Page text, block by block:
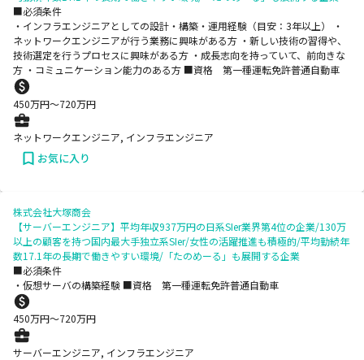
■必須条件
・インフラエンジニアとしての設計・構築・運用経験（目安：3年以上） ・
ネットワークエンジニアが行う業務に興味がある方 ・新しい技術の習得や、
技術選定を行うプロセスに興味がある方 ・成長志向を持っていて、前向きな
方 ・コミュニケーション能力のある方 ■資格 第一種運転免許普通自動車
450万円〜720万円
ネットワークエンジニア, インフラエンジニア
お気に入り
株式会社大塚商会
【サーバーエンジニア】平均年収937万円の日系SIer業界第4位の企業/130万
以上の顧客を持つ国内最大手独立系SIer/女性の活躍推進も積極的/平均勤続年
数17.1年の長期で働きやすい環境/「たのめーる」も展開する企業
■必須条件
・仮想サーバの構築経験 ■資格 第一種運転免許普通自動車
450万円〜720万円
サーバーエンジニア, インフラエンジニア